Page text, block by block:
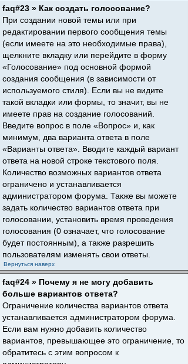
faq#23 » Как создать голосование?
При создании новой темы или при
редактировании первого сообщения темы
(если имеете на это необходимые права),
щелкните вкладку или перейдите в форму
«Голосование» под основной формой
создания сообщения (в зависимости от
используемого стиля). Если вы не видите
такой вкладки или формы, то значит, вы не
имеете прав на создание голосований.
Введите вопрос в поле «Вопрос» и, как
минимум, два варианта ответа в поле
«Варианты ответа». Вводите каждый вариант
ответа на новой строке текстового поля.
Количество возможных вариантов ответа
ограничено и устанавливается
администратором форума. Также вы можете
задать количество вариантов ответа при
голосовании, установить время проведения
голосования (0 означает, что голосование
будет постоянным), а также разрешить
пользователям изменять свои ответы.
Вернуться наверх
faq#24 » Почему я не могу добавить
больше вариантов ответа?
Ограничение количества вариантов ответа
устанавливается администратором форума.
Если вам нужно добавить количество
вариантов, превышающее это ограничение, то
обратитесь с этим вопросом к